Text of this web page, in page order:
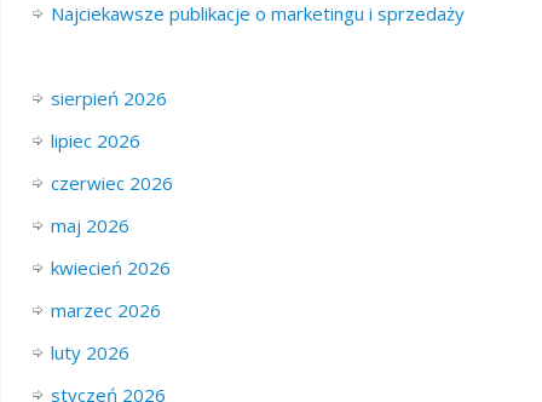
Najciekawsze publikacje o marketingu i sprzedaży
sierpień 2026
lipiec 2026
czerwiec 2026
maj 2026
kwiecień 2026
marzec 2026
luty 2026
styczeń 2026